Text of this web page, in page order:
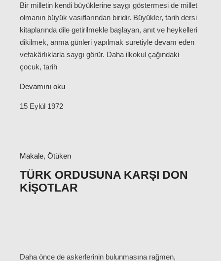
Bir milletin kendi büyüklerine saygı göstermesi de millet
olmanın büyük vasıflarından biridir. Büyükler, tarih dersi
kitaplarında dile getirilmekle başlayan, anıt ve heykelleri
dikilmek, anma günleri yapılmak suretiyle devam eden
vefakârlıklarla saygı görür. Daha ilkokul çağındaki
çocuk, tarih
Devamını oku
15 Eylül 1972
Makale, Ötüken
TÜRK ORDUSUNA KARŞI DON
KIŞOTLAR
Daha önce de askerlerinin bulunmasına rağmen,